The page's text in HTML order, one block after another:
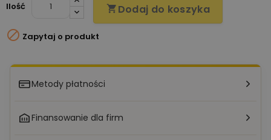
Ilość
 Dodaj do koszyka
 Zapytaj o produkt
Metody płatności
Finansowanie dla firm